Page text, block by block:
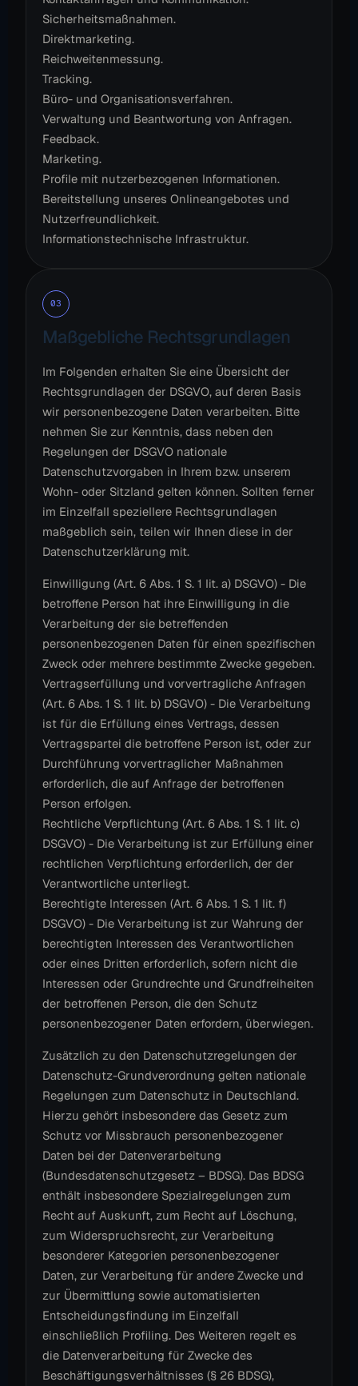
Sicherheitsmaßnahmen.
Direktmarketing.
Reichweitenmessung.
Tracking.
Büro- und Organisationsverfahren.
Verwaltung und Beantwortung von Anfragen.
Feedback.
Marketing.
Profile mit nutzerbezogenen Informationen.
Bereitstellung unseres Onlineangebotes und
Nutzerfreundlichkeit.
Informationstechnische Infrastruktur.
03
Maßgebliche Rechtsgrundlagen
Im Folgenden erhalten Sie eine Übersicht der
Rechtsgrundlagen der DSGVO, auf deren Basis
wir personenbezogene Daten verarbeiten. Bitte
nehmen Sie zur Kenntnis, dass neben den
Regelungen der DSGVO nationale
Datenschutzvorgaben in Ihrem bzw. unserem
Wohn- oder Sitzland gelten können. Sollten ferner
im Einzelfall speziellere Rechtsgrundlagen
maßgeblich sein, teilen wir Ihnen diese in der
Datenschutzerklärung mit.
Einwilligung (Art. 6 Abs. 1 S. 1 lit. a) DSGVO) - Die
betroffene Person hat ihre Einwilligung in die
Verarbeitung der sie betreffenden
personenbezogenen Daten für einen spezifischen
Zweck oder mehrere bestimmte Zwecke gegeben.
Vertragserfüllung und vorvertragliche Anfragen
(Art. 6 Abs. 1 S. 1 lit. b) DSGVO) - Die Verarbeitung
ist für die Erfüllung eines Vertrags, dessen
Vertragspartei die betroffene Person ist, oder zur
Durchführung vorvertraglicher Maßnahmen
erforderlich, die auf Anfrage der betroffenen
Person erfolgen.
Rechtliche Verpflichtung (Art. 6 Abs. 1 S. 1 lit. c)
DSGVO) - Die Verarbeitung ist zur Erfüllung einer
rechtlichen Verpflichtung erforderlich, der der
Verantwortliche unterliegt.
Berechtigte Interessen (Art. 6 Abs. 1 S. 1 lit. f)
DSGVO) - Die Verarbeitung ist zur Wahrung der
berechtigten Interessen des Verantwortlichen
oder eines Dritten erforderlich, sofern nicht die
Interessen oder Grundrechte und Grundfreiheiten
der betroffenen Person, die den Schutz
personenbezogener Daten erfordern, überwiegen.
Zusätzlich zu den Datenschutzregelungen der
Datenschutz-Grundverordnung gelten nationale
Regelungen zum Datenschutz in Deutschland.
Hierzu gehört insbesondere das Gesetz zum
Schutz vor Missbrauch personenbezogener
Daten bei der Datenverarbeitung
(Bundesdatenschutzgesetz – BDSG). Das BDSG
enthält insbesondere Spezialregelungen zum
Recht auf Auskunft, zum Recht auf Löschung,
zum Widerspruchsrecht, zur Verarbeitung
besonderer Kategorien personenbezogener
Daten, zur Verarbeitung für andere Zwecke und
zur Übermittlung sowie automatisierten
Entscheidungsfindung im Einzelfall
einschließlich Profiling. Des Weiteren regelt es
die Datenverarbeitung für Zwecke des
Beschäftigungsverhältnisses (§ 26 BDSG),